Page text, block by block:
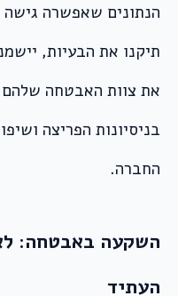
הנתונים שאפשרה
תיקנו את הבעיות,
את צוות האבטחה
בניסיונות הפריצה
החברה.
השקעה באבטחה:
העתיד